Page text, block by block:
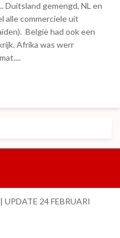
Duitsland gemengd, NL en
alle commerciele uit
België had ook een
Afrika was werr
UPDATE 24 FEBRUARI